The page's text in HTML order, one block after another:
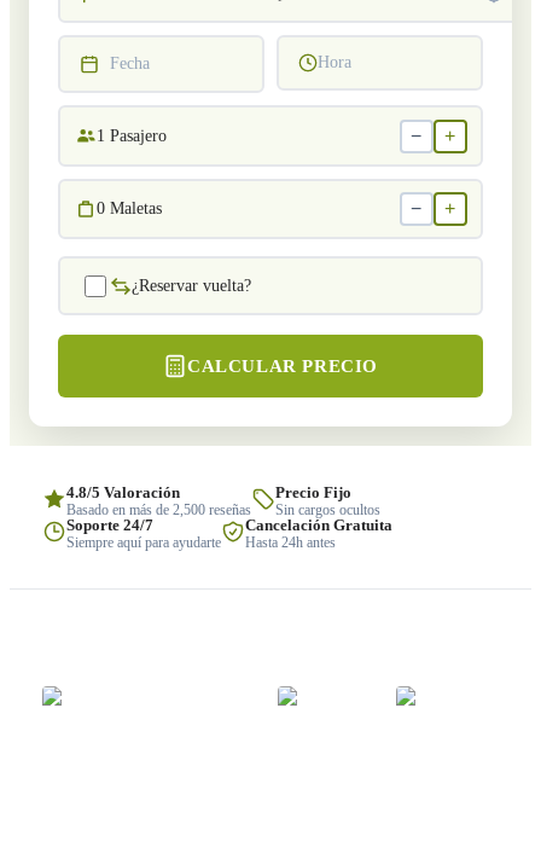
Fecha Hora
1 Pasajero − +
0 Maletas − +
¿Reservar vuelta?
CALCULAR PRECIO
4.8/5 Valoración
Basado en más de 2,500 reseñas
Precio Fijo
Sin cargos ocultos
Soporte 24/7
Siempre aquí para ayudarte
Cancelación Gratuita
Hasta 24h antes